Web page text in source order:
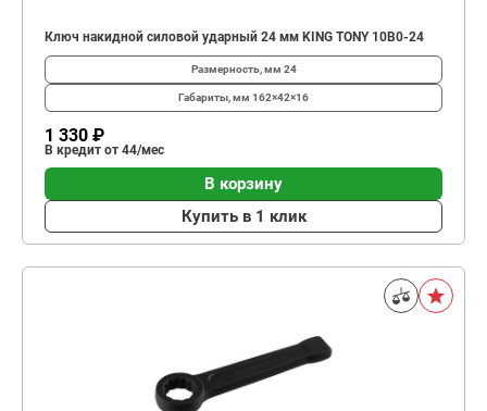
Ключ накидной силовой ударный 24 мм KING TONY 10B0-24
Размерность, мм 24
Габариты, мм 162×42×16
1 330 ₽
В кредит от 44/мес
В корзину
Купить в 1 клик